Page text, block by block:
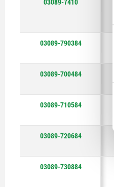
03089-790384
03089-700484
03089-710584
03089-720684
03089-730884